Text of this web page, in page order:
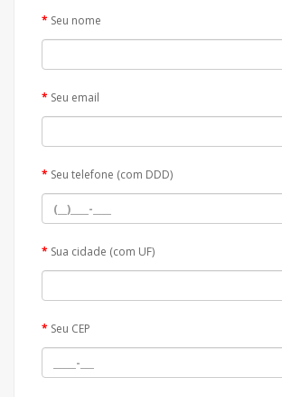
Seu nome
Seu email
Seu telefone (com DDD)
Sua cidade (com UF)
Seu CEP